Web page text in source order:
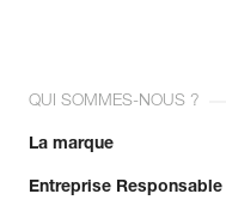
QUI SOMMES-NOUS ?
La marque
Entreprise Responsable